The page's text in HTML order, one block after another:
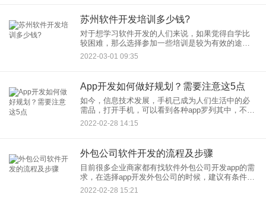
苏州软件开发培训多少钱?
对于想学习软件开发的人们来说，如果觉得自学比
较困难，那么选择参加一些培训是较为有效的途径
的，那么在苏州软件开发培训多少钱呢？ 我们知道
软件开发离不开相关的软件开发
2022-03-01 09:35
App开发如何做好规划？需要注意这5点
如今，信息技术发展，手机已成为人们生活中的必
需品，打开手机，可以看到各种app罗列其中，不同
手机app功能各异，五花八门，而这些手机app占据
了巨大的移动流量，成为各行各业开拓互联网流量
2022-02-28 14:15
外包公司软件开发的流程及步骤
目前很多企业商家都有找软件外包公司开发app的需
求，在选择app开发外包公司的时候，建议有条件的
话去现场认真考察，不要因为贪图价格便宜或者对
方在功能服务方面的吹嘘盲目随便的找软件外包公
2022-02-28 15:21